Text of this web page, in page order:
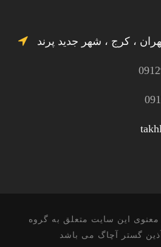
، کرج ، شهر جدید پرند
این سایت متعلق به گروه
گستر آچاگ می باشد